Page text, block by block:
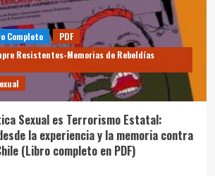
Completo
PDF
Resistentes-Memorias de Rebeldías
Sexual es Terrorismo Estatal:
la experiencia y la memoria contra
(Libro completo en PDF)